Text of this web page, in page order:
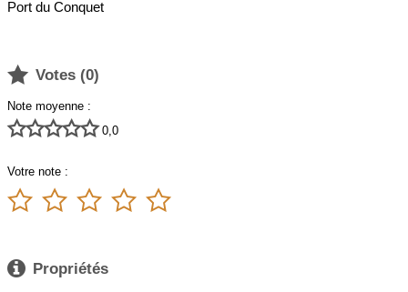
Port du Conquet
 Votes (0)
Note moyenne :
 0,0
Votre note :
    
 Propriétés